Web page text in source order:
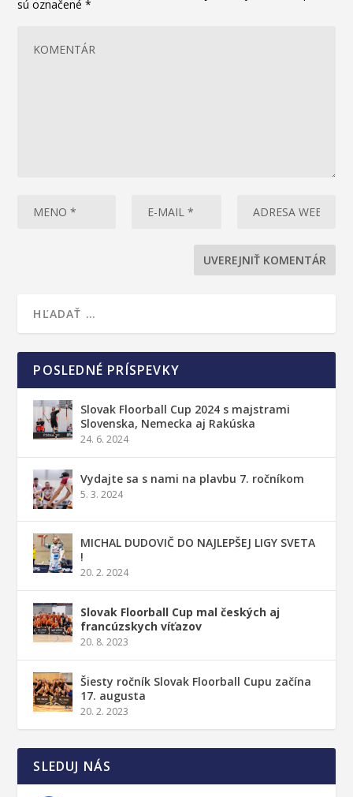
sú označené*
POSLEDNÉ PRÍSPEVKY
Slovak Floorball Cup 2024 s majstrami
Slovenska, Nemecka aj Rakúska
24. 6. 2024
Vydajte sa s nami na plavbu 7. ročníkom
5. 3. 2024
MICHAL DUDOVIČ DO NAJLEPŠEJ LIGY SVETA
!
20. 2. 2024
Slovak Floorball Cup mal českých aj
francúzskych víťazov
20. 8. 2023
Šiesty ročník Slovak Floorball Cupu začína
17. augusta
20. 2. 2023
SLEDUJ NÁS